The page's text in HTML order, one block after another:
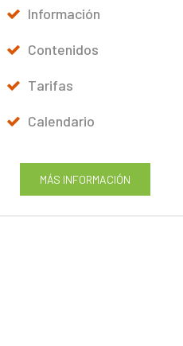
Información
Contenidos
Tarifas
Calendario
MÁS INFORMACIÓN